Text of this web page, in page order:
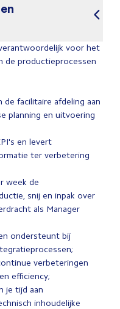
voor het
de productieprocessen
facilitaire afdeling aan
planning en uitvoering
en levert
ter verbetering
week de
snij en inpak over
als Manager
ondersteunt bij
verbeteringen
efficiency;
je tijd aan
inhoudelijke